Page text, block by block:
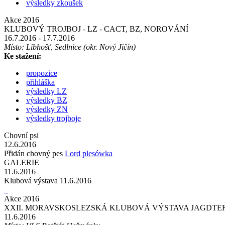
výsledky zkoušek
Akce 2016
KLUBOVÝ TROJBOJ - LZ - CACT, BZ, NOROVÁNÍ
16.7.2016 - 17.7.2016
Místo: Libhošť, Sedlnice (okr. Nový Jičín)
Ke stažení:
propozice
přihláška
výsledky LZ
výsledky BZ
výsledky ZN
výsledky trojboje
Chovní psi
12.6.2016
Přidán chovný pes Lord plesówka
GALERIE
11.6.2016
Klubová výstava 11.6.2016
Akce 2016
XXII. MORAVSKOSLEZSKÁ KLUBOVÁ VÝSTAVA
11.6.2016